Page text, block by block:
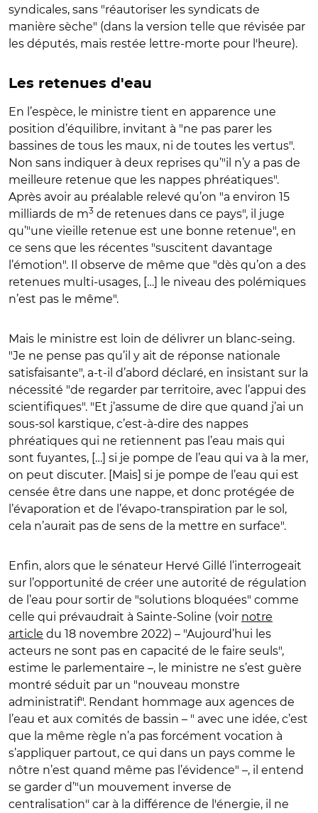
syndicales, sans "réautoriser les syndicats de
manière sèche" (dans la version telle que révisée par
les députés, mais restée lettre-morte pour l'heure).
Les retenues d'eau
En l’espèce, le ministre tient en apparence une
position d’équilibre, invitant à "ne pas parer les
bassines de tous les maux, ni de toutes les vertus".
Non sans indiquer à deux reprises qu’"il n’y a pas de
meilleure retenue que les nappes phréatiques".
Après avoir au préalable relevé qu’on "a environ 15
milliards de m3 de retenues dans ce pays", il juge
qu’"une vieille retenue est une bonne retenue", en
ce sens que les récentes "suscitent davantage
l’émotion". Il observe de même que "dès qu’on a des
retenues multi-usages, […] le niveau des polémiques
n’est pas le même".
Mais le ministre est loin de délivrer un blanc-seing.
"Je ne pense pas qu’il y ait de réponse nationale
satisfaisante", a-t-il d’abord déclaré, en insistant sur la
nécessité "de regarder par territoire, avec l’appui des
scientifiques". "Et j’assume de dire que quand j’ai un
sous-sol karstique, c’est-à-dire des nappes
phréatiques qui ne retiennent pas l’eau mais qui
sont fuyantes, […] si je pompe de l’eau qui va à la mer,
on peut discuter. [Mais] si je pompe de l’eau qui est
censée être dans une nappe, et donc protégée de
l’évaporation et de l’évapo-transpiration par le sol,
cela n’aurait pas de sens de la mettre en surface".
Enfin, alors que le sénateur Hervé Gillé l’interrogeait
sur l’opportunité de créer une autorité de régulation
de l’eau pour sortir de "solutions bloquées" comme
celle qui prévaudrait à Sainte-Soline (voir notre
article du 18 novembre 2022) – "Aujourd’hui les
acteurs ne sont pas en capacité de le faire seuls",
estime le parlementaire –, le ministre ne s’est guère
montré séduit par un "nouveau monstre
administratif". Rendant hommage aux agences de
l’eau et aux comités de bassin – " avec une idée, c’est
que la même règle n’a pas forcément vocation à
s’appliquer partout, ce qui dans un pays comme le
nôtre n’est quand même pas l’évidence" –, il entend
se garder d’"un mouvement inverse de
centralisation" car à la différence de l'énergie, il ne